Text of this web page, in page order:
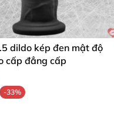
người lớnđể bề mặt
sống bận rộn! 😊
dildo kép đen mật độ
cấp đẳng cấp
-33%